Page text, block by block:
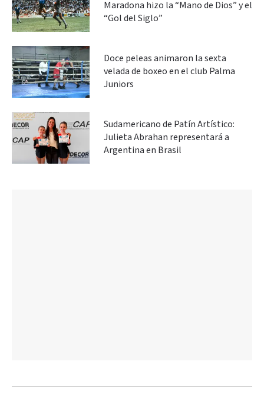
Maradona hizo la “Mano de Dios” y el
“Gol del Siglo”
Doce peleas animaron la sexta
velada de boxeo en el club Palma
Juniors
Sudamericano de Patín Artístico:
Julieta Abrahan representará a
Argentina en Brasil